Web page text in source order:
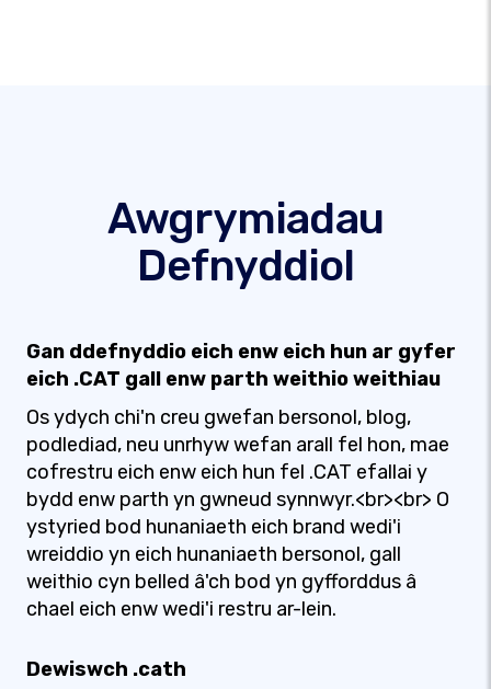
Awgrymiadau
Defnyddiol
Gan ddefnyddio eich enw eich hun ar gyfer
eich .CAT gall enw parth weithio weithiau
Os ydych chi'n creu gwefan bersonol, blog,
podlediad, neu unrhyw wefan arall fel hon, mae
cofrestru eich enw eich hun fel .CAT efallai y
bydd enw parth yn gwneud synnwyr.<br><br> O
ystyried bod hunaniaeth eich brand wedi'i
wreiddio yn eich hunaniaeth bersonol, gall
weithio cyn belled â'ch bod yn gyfforddus â
chael eich enw wedi'i restru ar-lein.
Dewiswch .cath